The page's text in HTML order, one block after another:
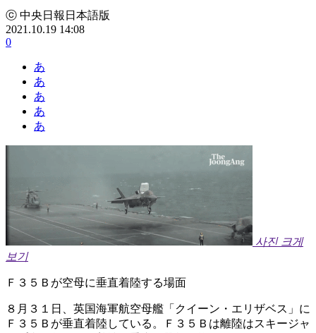
ⓒ 中央日報日本語版
2021.10.19 14:08
0
あ
あ
あ
あ
あ
사진 크게
보기
Ｆ３５Ｂが空母に垂直着陸する場面
８月３１日、英国海軍航空母艦「クイーン・エリザベス」に
Ｆ３５Ｂが垂直着陸している。Ｆ３５Ｂは離陸はスキージャ